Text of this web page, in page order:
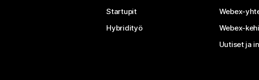
Startupit
Hybridityö
Webex-
Webex-
Uutiset ja